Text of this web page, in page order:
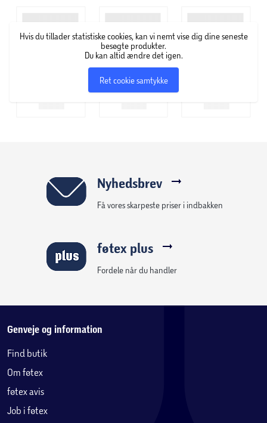
formet design, der lyser i mørket efter udsættelse for lys,
for at give ekstra energi til dit spil.
Kompatibel med Nintendo Switch, Nintendo Switch Lite
og Nintendo Switch - OLED Model.
Officielt licenseret af Nintendo
Hvis du tillader statistiske cookies, kan vi nemt vise dig dine seneste
besøgte produkter.
Du kan altid ændre det igen.
Ret cookie samtykke
Nyhedsbrev
Få vores skarpeste priser i indbakken
føtex plus
Fordele når du handler
Genveje og information
Find butik
Om føtex
føtex avis
Job i føtex